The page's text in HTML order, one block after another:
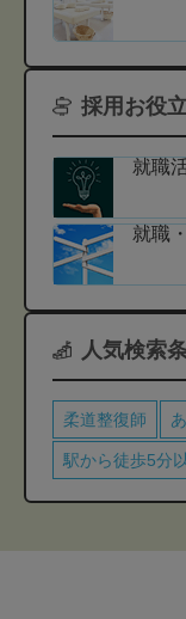
採用お役
就職
就職
人気検索
柔道整復師
駅から徒歩5分